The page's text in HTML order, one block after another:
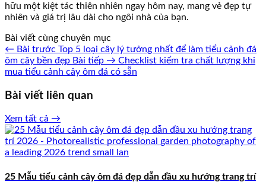
hữu một kiệt tác thiên nhiên ngay hôm nay, mang vẻ đẹp tự
nhiên và giá trị lâu dài cho ngôi nhà của bạn.
Bài viết cùng chuyên mục
← Bài trước Top 5 loại cây lý tưởng nhất để làm tiểu cảnh đá
ôm cây bền đẹp Bài tiếp → Checklist kiểm tra chất lượng khi
mua tiểu cảnh cây ôm đá có sẵn
Bài viết liên quan
Xem tất cả →
25 Mẫu tiểu cảnh cây ôm đá đẹp dẫn đầu xu hướng trang trí